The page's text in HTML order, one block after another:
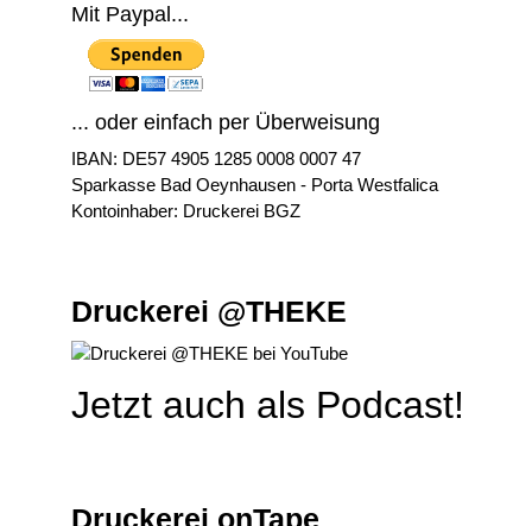
Mit Paypal...
... oder einfach per Überweisung
IBAN: DE57 4905 1285 0008 0007 47
Sparkasse Bad Oeynhausen - Porta Westfalica
Kontoinhaber: Druckerei BGZ
Druckerei @THEKE
Jetzt auch als Podcast!
Druckerei onTape